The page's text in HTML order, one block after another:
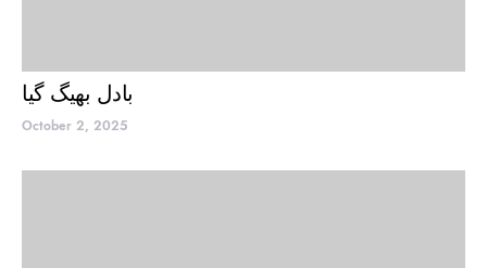
بادل بھیگ گیا
October 2, 2025